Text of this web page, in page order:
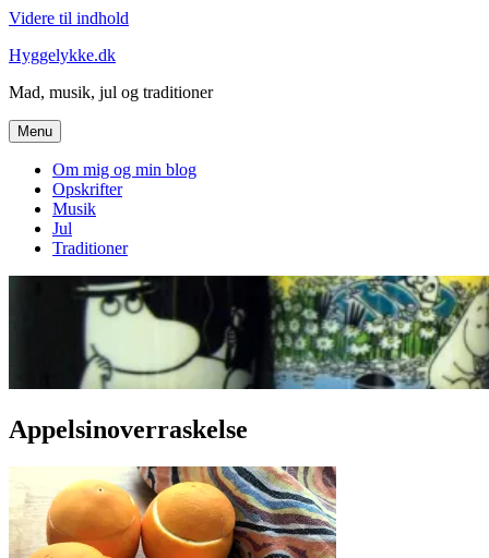
Videre til indhold
Hyggelykke.dk
Mad, musik, jul og traditioner
Menu
Om mig og min blog
Opskrifter
Musik
Jul
Traditioner
Appelsinoverraskelse